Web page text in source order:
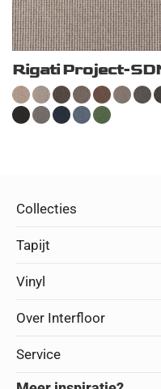
Rigati Project-
Collecties
Tapijt
Vinyl
Over Interfloor
Service